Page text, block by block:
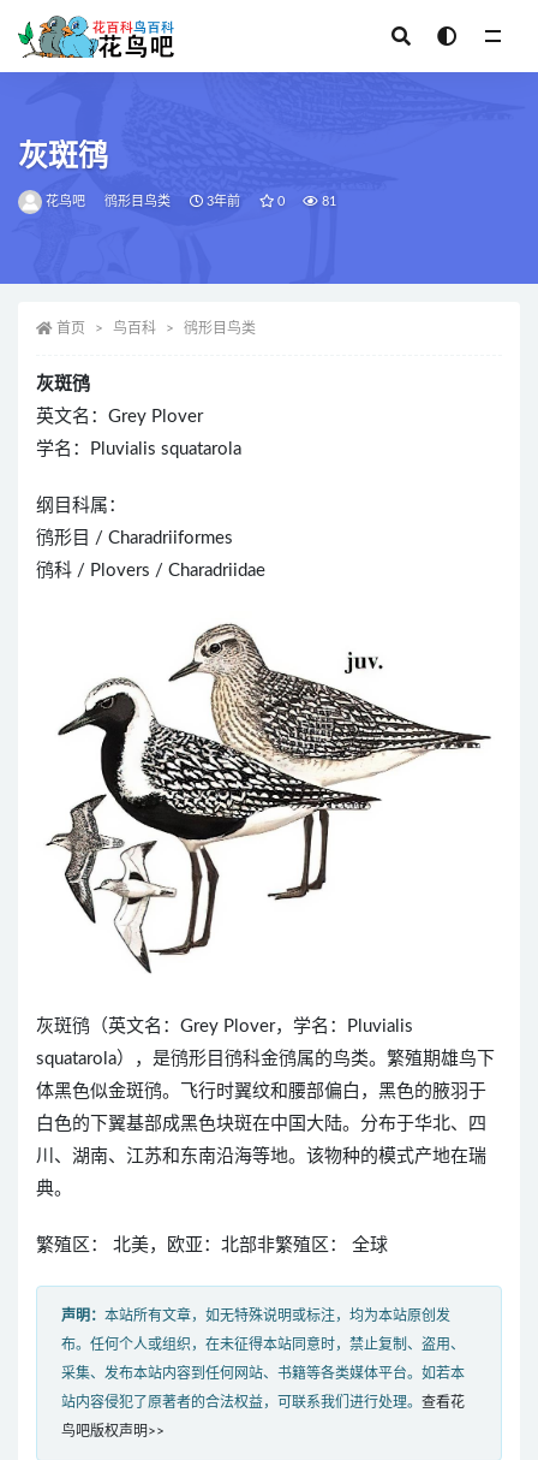
灰斑鸻
花鸟吧 鸻形目鸟类 3年前 0 81
首页 鸟百科 鸻形目鸟类
灰斑鸻
英文名：Grey Plover
学名：Pluvialis squatarola
纲目科属：
鸻形目 / Charadriiformes
鸻科 / Plovers / Charadriidae
灰斑鸻（英文名：Grey Plover，学名：Pluvialis
squatarola），是鸻形目鸻科金鸻属的鸟类。繁殖期雄鸟下
体黑色似金斑鸻。飞行时翼纹和腰部偏白，黑色的腋羽于
白色的下翼基部成黑色块斑在中国大陆。分布于华北、四
川、湖南、江苏和东南沿海等地。该物种的模式产地在瑞
典。
繁殖区： 北美，欧亚：北部非繁殖区： 全球
声明： 本站所有文章，如无特殊说明或标注，均为本站原创发
布。任何个人或组织，在未征得本站同意时，禁止复制、盗用、
采集、发布本站内容到任何网站、书籍等各类媒体平台。如若本
站内容侵犯了原著者的合法权益，可联系我们进行处理。 查看花
鸟吧版权声明>>